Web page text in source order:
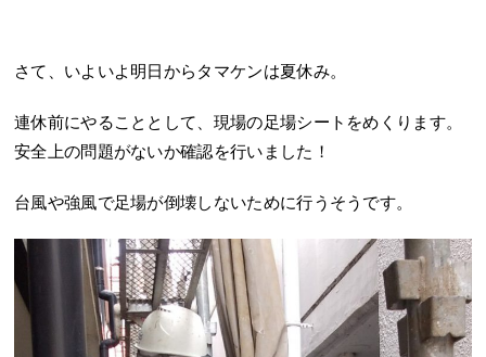
さて、いよいよ明日からタマケンは夏休み。
連休前にやることとして、現場の足場シートをめくります。
安全上の問題がないか確認を行いました！
台風や強風で足場が倒壊しないために行うそうです。